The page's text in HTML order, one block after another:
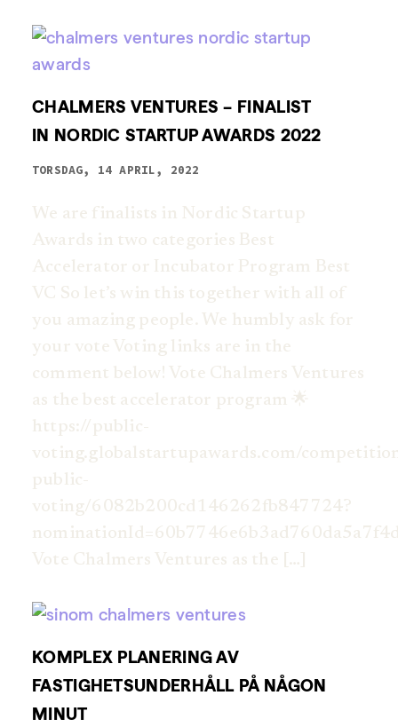
CHALMERS VENTURES – FINALIST
IN NORDIC STARTUP AWARDS 2022
TORSDAG, 14 APRIL, 2022
We are finalists in Nordic Startup
Awards in two categories Best
Accelerator or Incubator Program Best
VC So let’s win this together with all of
you amazing people. We humbly ask for
your vote Voting links are in the
comment below! Vote Chalmers Ventures
as the best accelerator program 🌟
https://public-
voting.globalstartupawards.com/
public-
voting/6082b200cd146262fb847724?
Vote Chalmers Ventures as the […]
KOMPLEX PLANERING AV
FASTIGHETSUNDERHÅLL PÅ NÅGON
MINUT